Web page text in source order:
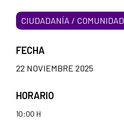
CIUDADANÍA / COMUNIDAD
FECHA
22 NOVIEMBRE 2025
HORARIO
10:00 H